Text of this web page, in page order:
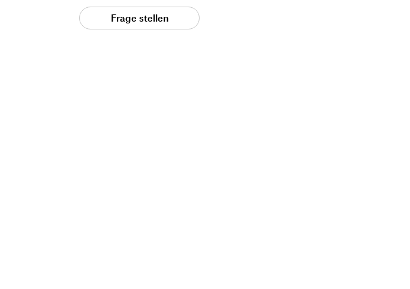
Frage stellen